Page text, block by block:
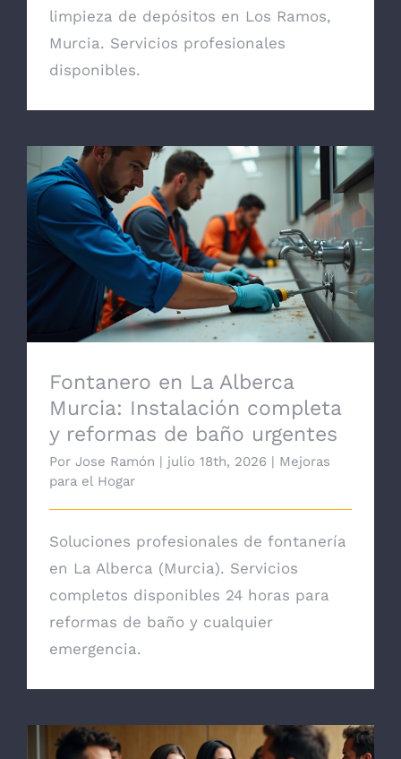
limpieza de depósitos en Los Ramos,
Murcia. Servicios profesionales
disponibles.
Fontanero en La Alberca Murcia:
Instalación completa y reformas de baño
urgentes
Fontanero en La Alberca
Murcia: Instalación completa
y reformas de baño urgentes
Por Jose Ramón | julio 18th, 2026 | Mejoras
para el Hogar
Soluciones profesionales de fontanería
en La Alberca (Murcia). Servicios
completos disponibles 24 horas para
reformas de baño y cualquier
emergencia.